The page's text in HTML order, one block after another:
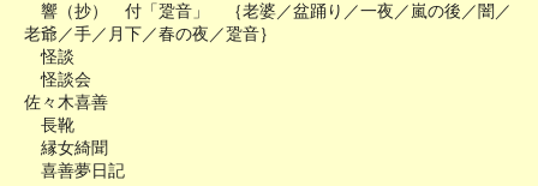
響（抄） 付「跫音」 ｛老婆／盆踊り／一夜／嵐の後／闇／
老爺／手／月下／春の夜／跫音｝
怪談
怪談会
佐々木喜善
長靴
縁女綺聞
喜善夢日記